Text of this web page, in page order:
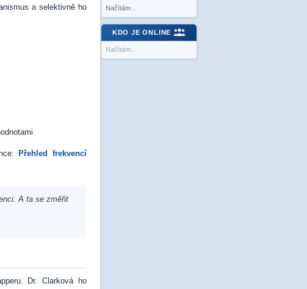
a selektivně ho
Přehled frekvencí
A ta se změřit
Dr. Clarková ho
Načítám…
KDO JE ONLINE
Načítám…